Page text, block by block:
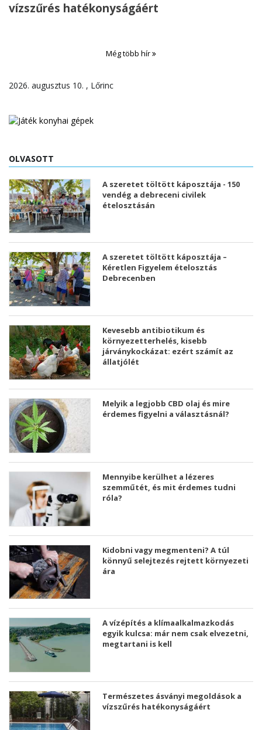
vízszűrés hatékonyságáért
Még több hír
2026. augusztus 10. , Lőrinc
OLVASOTT
A szeretet töltött káposztája - 150
vendég a debreceni civilek
ételosztásán
A szeretet töltött káposztája –
Kéretlen Figyelem ételosztás
Debrecenben
Kevesebb antibiotikum és
környezetterhelés, kisebb
járványkockázat: ezért számít az
állatjólét
Melyik a legjobb CBD olaj és mire
érdemes figyelni a választásnál?
Mennyibe kerülhet a lézeres
szemműtét, és mit érdemes tudni
róla?
Kidobni vagy megmenteni? A túl
könnyű selejtezés rejtett környezeti
ára
A vízépítés a klímaalkalmazkodás
egyik kulcsa: már nem csak elvezetni,
megtartani is kell
Természetes ásványi megoldások a
vízszűrés hatékonyságáért